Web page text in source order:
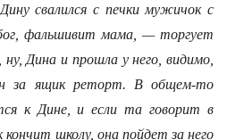
свалился с печки мужичок с
фальшивит мама, — торгует
Дина и прошла у него, видимо,
за ящик реторт. В общем-то
к Дине, и если та говорит в
школу, она пойдет за него